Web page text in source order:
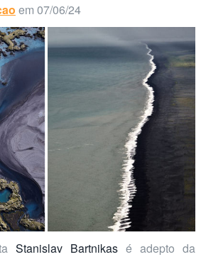
em 07/06/24
Stanislav Bartnikas é adepto da